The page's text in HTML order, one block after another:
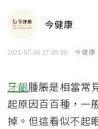
今健康
2021-07-06 17:05:00 今健康
牙齦腫脹是相當常
起原因百百種，一
掉。但這看似不起